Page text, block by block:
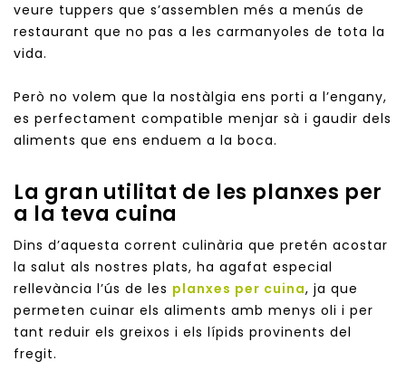
veure tuppers que s’assemblen més a menús de
restaurant que no pas a les carmanyoles de tota la
vida.
Però no volem que la nostàlgia ens porti a l’engany,
es perfectament compatible menjar sà i gaudir dels
aliments que ens enduem a la boca.
La gran utilitat de les planxes per
a la teva cuina
Dins d’aquesta corrent culinària que pretén acostar
la salut als nostres plats, ha agafat especial
rellevància l’ús de les planxes per cuina, ja que
permeten cuinar els aliments amb menys oli i per
tant reduir els greixos i els lípids provinents del
fregit.